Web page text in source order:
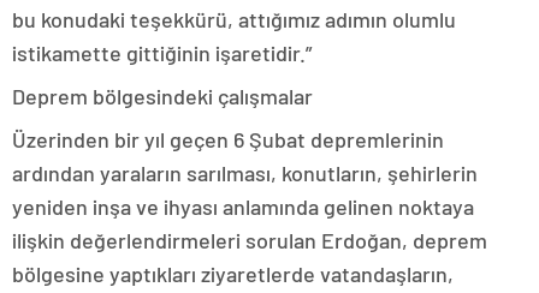
bu konudaki teşekkürü, attığımız adımın olumlu
istikamette gittiğinin işaretidir.”
Deprem bölgesindeki çalışmalar
Üzerinden bir yıl geçen 6 Şubat depremlerinin
ardından yaraların sarılması, konutların, şehirlerin
yeniden inşa ve ihyası anlamında gelinen noktaya
ilişkin değerlendirmeleri sorulan Erdoğan, deprem
bölgesine yaptıkları ziyaretlerde vatandaşların,